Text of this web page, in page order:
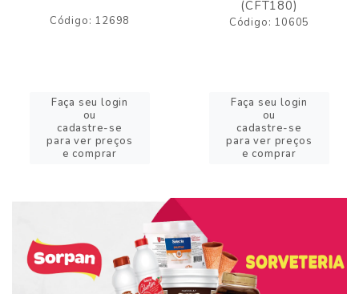
Código: 12698
Faça seu login
ou
cadastre-se
para ver preços
e comprar
(CFT180)
Código: 10605
Faça seu login
ou
cadastre-se
para ver preços
e comprar